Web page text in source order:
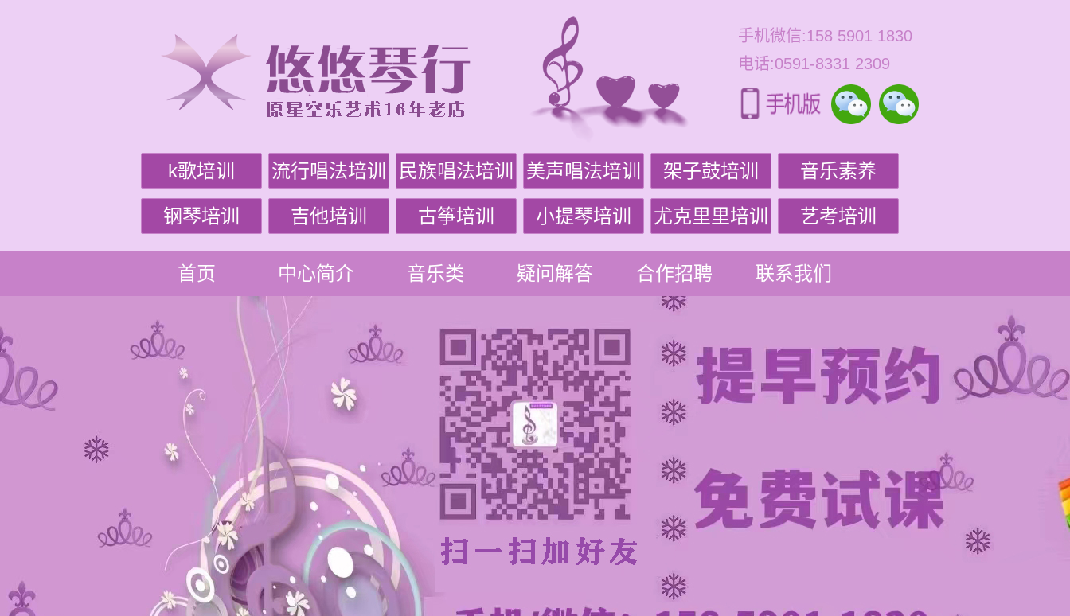
手机微信:158 5901 1830
电话:0591-8331 2309
k歌培训 流行唱法培训 民族唱法培训 美声唱法培训 架子鼓培训 音乐素养
钢琴培训 吉他培训 古筝培训 小提琴培训 尤克里里培训 艺考培训
首页 中心简介 音乐类 疑问解答 合作招聘 联系我们